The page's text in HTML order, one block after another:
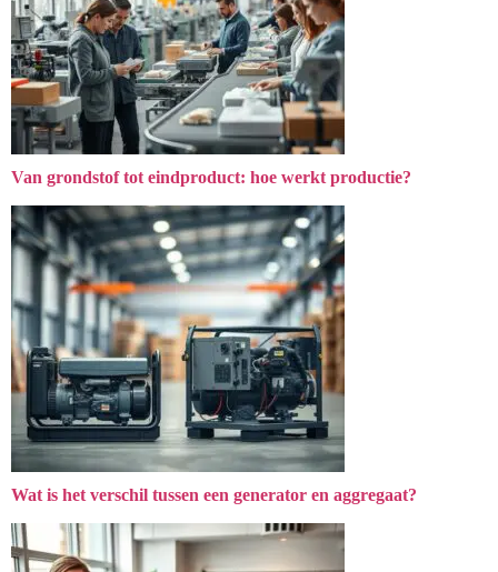
Van grondstof tot eindproduct: hoe werkt productie?
Wat is het verschil tussen een generator en aggregaat?